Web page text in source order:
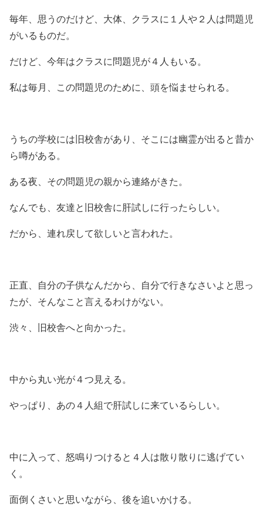
毎年、思うのだけど、大体、クラスに１人や２人は問題児
がいるものだ。
だけど、今年はクラスに問題児が４人もいる。
私は毎月、この問題児のために、頭を悩ませられる。
うちの学校には旧校舎があり、そこには幽霊が出ると昔か
ら噂がある。
ある夜、その問題児の親から連絡がきた。
なんでも、友達と旧校舎に肝試しに行ったらしい。
だから、連れ戻して欲しいと言われた。
正直、自分の子供なんだから、自分で行きなさいよと思っ
たが、そんなこと言えるわけがない。
渋々、旧校舎へと向かった。
中から丸い光が４つ見える。
やっぱり、あの４人組で肝試しに来ているらしい。
中に入って、怒鳴りつけると４人は散り散りに逃げてい
く。
面倒くさいと思いながら、後を追いかける。